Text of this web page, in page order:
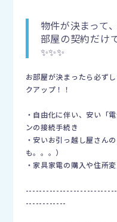
物件が決まって
部屋の契約だけ
✨✨✨
お部屋が決まったら必ず
クアップ！！
・自由化に伴い、安い「
ンの接続手続き
・安いお引っ越し屋さん
も。。。）
・家具家電の購入や住所
------------